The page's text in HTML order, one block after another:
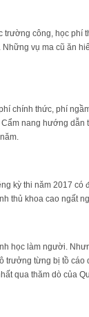
công, học phí
vụ ma cũ ăn
chính thức, phí
nang hướng dẫn
kỳ thi năm 2017 có
thủ khoa cao ngất
học làm người.
trưởng từng bị tồ cáo
qua thăm dò của